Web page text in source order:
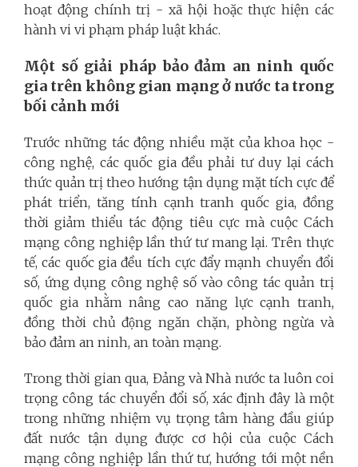
hoạt động chính trị - xã hội hoặc thực hiện các
hành vi vi phạm pháp luật khác.
Một số giải pháp bảo đảm an ninh quốc
gia trên không gian mạng ở nước ta trong
bối cảnh mới
Trước những tác động nhiều mặt của khoa học -
công nghệ, các quốc gia đều phải tư duy lại cách
thức quản trị theo hướng tận dụng mặt tích cực để
phát triển, tăng tính cạnh tranh quốc gia, đồng
thời giảm thiểu tác động tiêu cực mà cuộc Cách
mạng công nghiệp lần thứ tư mang lại. Trên thực
tế, các quốc gia đều tích cực đẩy mạnh chuyển đổi
số, ứng dụng công nghệ số vào công tác quản trị
quốc gia nhằm nâng cao năng lực cạnh tranh,
đồng thời chủ động ngăn chặn, phòng ngừa và
bảo đảm an ninh, an toàn mạng.
Trong thời gian qua, Đảng và Nhà nước ta luôn coi
trọng công tác chuyển đổi số, xác định đây là một
trong những nhiệm vụ trọng tâm hàng đầu giúp
đất nước tận dụng được cơ hội của cuộc Cách
mạng công nghiệp lần thứ tư, hướng tới một nền